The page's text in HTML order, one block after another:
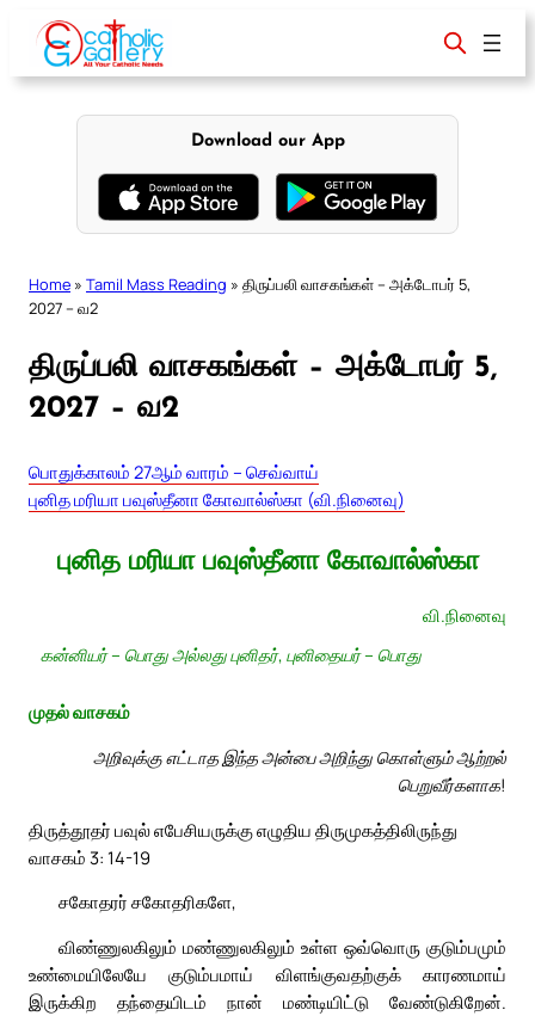
content
Download our App
Home » Tamil Mass Reading » திருப்பலி வாசகங்கள் – அக்டோபர் 5,
2027 – வ2
திருப்பலி வாசகங்கள் – அக்டோபர் 5,
2027 – வ2
பொதுக்காலம் 27ஆம் வாரம் – செவ்வாய்
புனித மரியா பவுஸ்தீனா கோவால்ஸ்கா (வி.நினைவு)
புனித மரியா பவுஸ்தீனா கோவால்ஸ்கா
வி.நினைவு
கன்னியர் – பொது அல்லது புனிதர், புனிதையர் – பொது
முதல் வாசகம்
அறிவுக்கு எட்டாத இந்த அன்பை அறிந்து கொள்ளும் ஆற்றல்
பெறுவீர்களாக!
திருத்தூதர் பவுல் எபேசியருக்கு எழுதிய திருமுகத்திலிருந்து
வாசகம் 3: 14-19
சகோதரர் சகோதரிகளே,
விண்ணுலகிலும் மண்ணுலகிலும் உள்ள ஒவ்வொரு குடும்பமும்
உண்மையிலேயே குடும்பமாய் விளங்குவதற்குக் காரணமாய்
இருக்கிற தந்தையிடம் நான் மண்டியிட்டு வேண்டுகிறேன்.